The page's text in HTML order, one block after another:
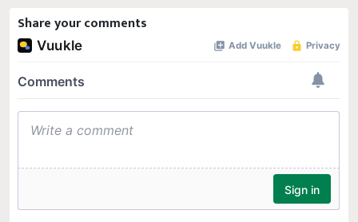
Share your comments